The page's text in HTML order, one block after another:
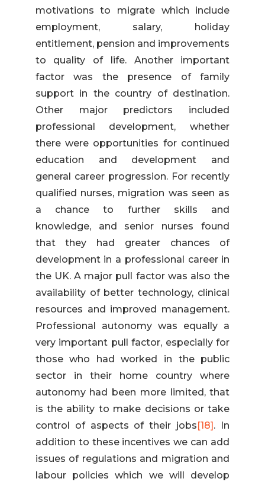
motivations to migrate which include
employment, salary, holiday
entitlement, pension and improvements
to quality of life. Another important
factor was the presence of family
support in the country of destination.
Other major predictors included
professional development, whether
there were opportunities for continued
education and development and
general career progression. For recently
qualified nurses, migration was seen as
a chance to further skills and
knowledge, and senior nurses found
that they had greater chances of
development in a professional career in
the UK. A major pull factor was also the
availability of better technology, clinical
resources and improved management.
Professional autonomy was equally a
very important pull factor, especially for
those who had worked in the public
sector in their home country where
autonomy had been more limited, that
is the ability to make decisions or take
control of aspects of their jobs[18]. In
addition to these incentives we can add
issues of regulations and migration and
labour policies which we will develop